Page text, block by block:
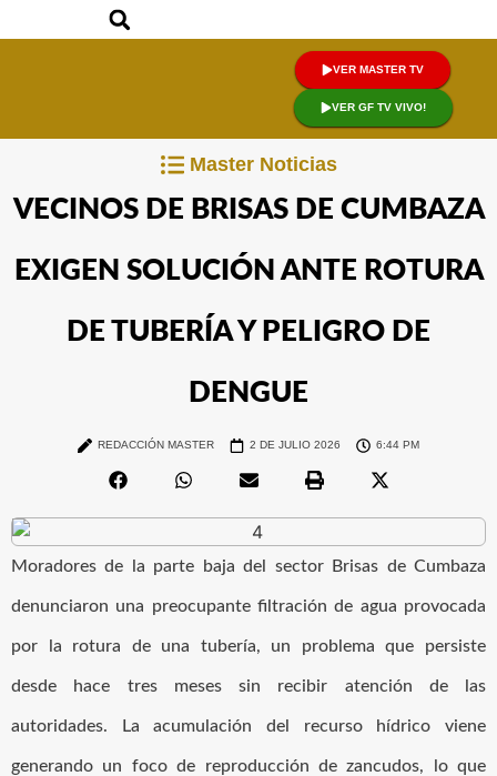
VER MASTER TV
VER GF TV VIVO!
Master Noticias
VECINOS DE BRISAS DE CUMBAZA
EXIGEN SOLUCIÓN ANTE ROTURA
DE TUBERÍA Y PELIGRO DE
DENGUE
REDACCIÓN MASTER 2 DE JULIO 2026 6:44 PM
Moradores de la parte baja del sector Brisas de Cumbaza
denunciaron una preocupante filtración de agua provocada
por la rotura de una tubería, un problema que persiste
desde hace tres meses sin recibir atención de las
autoridades. La acumulación del recurso hídrico viene
generando un foco de reproducción de zancudos, lo que